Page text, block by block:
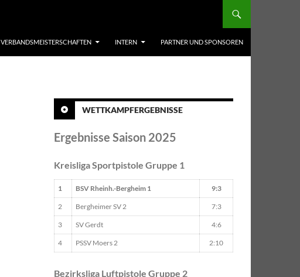
VERBANDSMEISTERSCHAFTEN INTERN PARTNER UND SPONSOREN
WETTKAMPFERGEBNISSE
Ergebnisse Saison 2025
Kreisliga Sportpistole Gruppe 1
1 BSV Rheinh.-Bergheim 1 9:3
2 Bergheimer SV 2 7:3
3 SV Gerdt 4:6
4 PSSV Moers 2 2:10
Bezirksliga Luftpistole Gruppe 2